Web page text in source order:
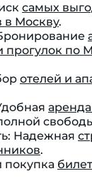
самых
в Москву.
прогулок по
отелей и
аренда
Надежная
.